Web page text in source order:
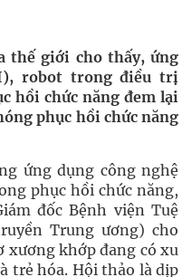
thế giới cho thấy, ứng
robot trong điều trị
hồi chức năng đem lại
phục hồi chức năng
ứng dụng công nghệ
phục hồi chức năng,
đốc Bệnh viện Tuệ
Trung ương) cho
xương khớp đang có xu
trẻ hóa. Hội thảo là dịp